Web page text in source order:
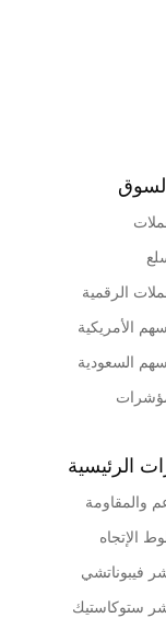
الرقمية
الأمريكية
السعودية
الرئيسية
والمقاومة
الإتجاه
فيبوناتشي
ستوكاستيك